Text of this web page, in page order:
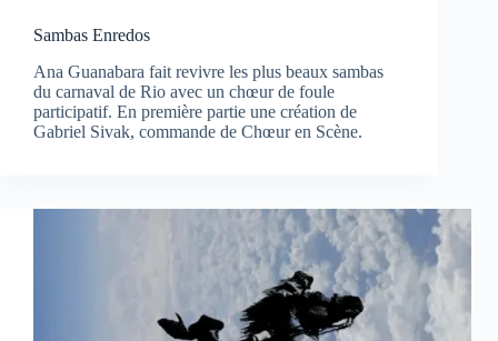
Sambas Enredos
Ana Guanabara fait revivre les plus beaux sambas
du carnaval de Rio avec un chœur de foule
participatif. En première partie une création de
Gabriel Sivak, commande de Chœur en Scène.